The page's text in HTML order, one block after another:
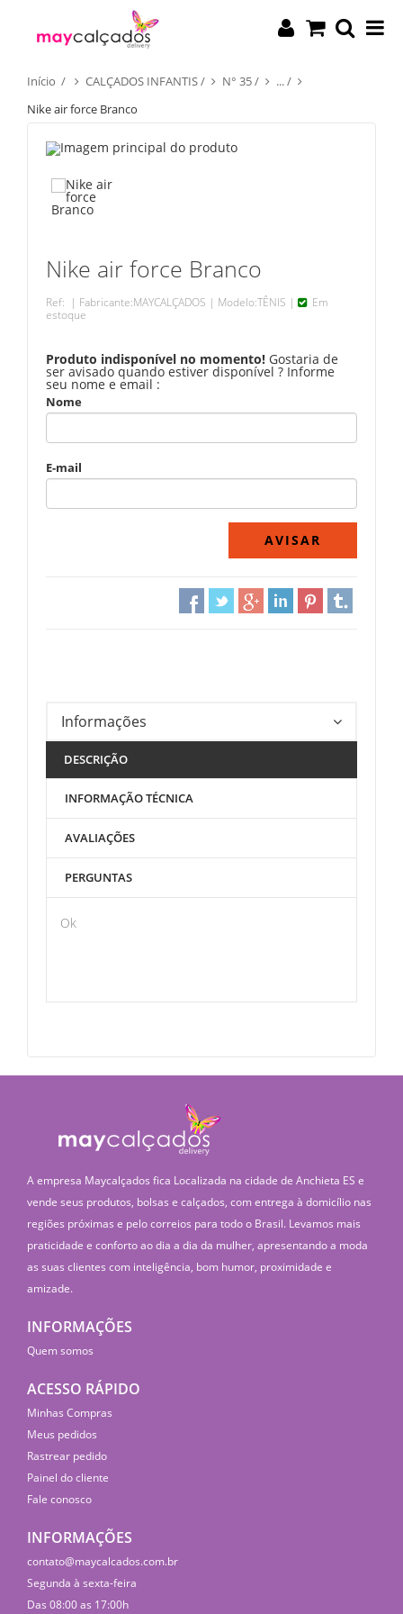
Início / CALÇADOS INFANTIS/ N° 35/ .../
Nike air force Branco
Nike air force Branco
Ref: | Fabricante:MAYCALÇADOS | Modelo:TÊNIS |
Em
estoque
Produto indisponível no momento! Gostaria de
ser avisado quando estiver disponível ? Informe
seu nome e email :
Nome
E-mail
Informações
DESCRIÇÃO
INFORMAÇÃO TÉCNICA
AVALIAÇÕES
PERGUNTAS
Ok
A empresa Maycalçados fica Localizada na cidade de Anchieta ES e
vende seus produtos, bolsas e calçados, com entrega à domicílio nas
regiões próximas e pelo correios para todo o Brasil. Levamos mais
praticidade e conforto ao dia a dia da mulher, apresentando a moda
as suas clientes com inteligência, bom humor, proximidade e
amizade.
INFORMAÇÕES
Quem somos
ACESSO RÁPIDO
Minhas Compras
Meus pedidos
Rastrear pedido
Painel do cliente
Fale conosco
INFORMAÇÕES
contato@maycalcados.com.br
Segunda à sexta-feira
Das 08:00 as 17:00h